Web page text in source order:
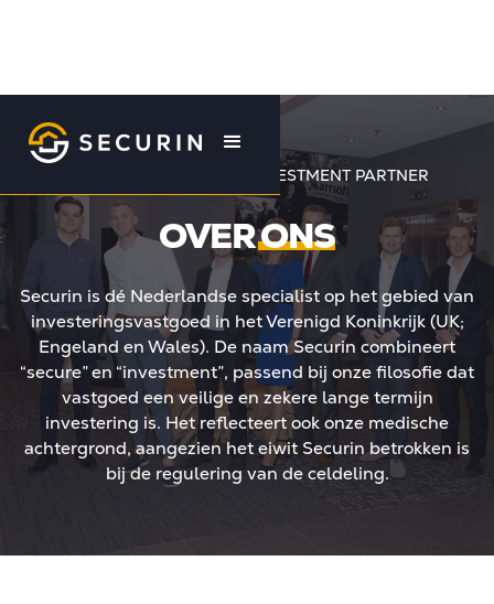
YOUR UK REAL ESTATE INVESTMENT PARTNER
OVERONS
Securin is dé Nederlandse specialist op het gebied van
investeringsvastgoed in het Verenigd Koninkrijk (UK;
Engeland en Wales). De naam Securin combineert
“secure” en “investment”, passend bij onze filosofie dat
vastgoed een veilige en zekere lange termijn
investering is. Het reflecteert ook onze medische
achtergrond, aangezien het eiwit Securin betrokken is
bij de regulering van de celdeling.